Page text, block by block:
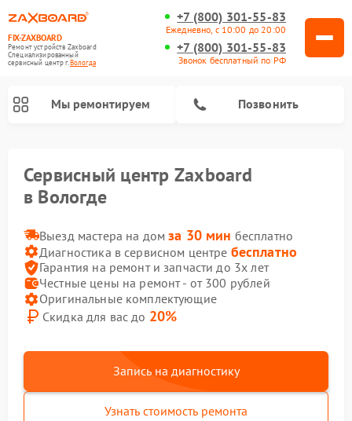
FIX-ZAXBOARD
Ремонт устройств Zaxboard
Специализированный
cервисный центр г.Вологда
+7 (800) 301-55-83
Ежедневно, с 10:00 до 20:00
+7 (800) 301-55-83
Звонок бесплатный по РФ
Мы ремонтируем Позвонить
Сервисный центр Zaxboard
в Вологде
Выезд мастера на домза 30 мин бесплатно
Диагностика в сервисном центре бесплатно
Гарантия на ремонт и запчасти до 3х лет
Честные цены на ремонт - от 300 рублей
Оригинальные комплектующие
Скидка для вас до 20%
Запись на диагностику
Узнать стоимость ремонта